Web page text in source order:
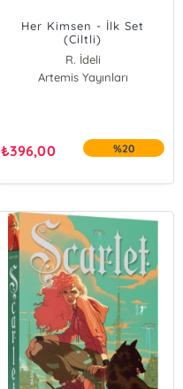
Her Kimsen - İlk Set
(Ciltli)
R. İdeli
Artemis Yayınları
₺396,00 %20